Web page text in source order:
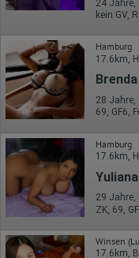
Erhobene Daten:
Datum und Uhrzeit
Gerätetyp
Geografischer
IP-Adresse
Besuchte Seiten
Referrer URL
Bildschirmauflösung
Eindeutige
Sprachinformationen
Browser-Typ
Klicks
Domain-Name
Eindeutige
kein GV,
Hamburg
17.6km,
Hamburg
17.6km,
Yuliana
Winsen
17.6km,